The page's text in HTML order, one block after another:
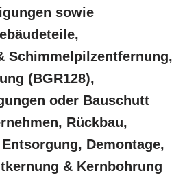
sowie
Schimmelpilzentfernung,
(BGR128),
oder Bauschutt
Rückbau,
Demontage,
& Kernbohrung